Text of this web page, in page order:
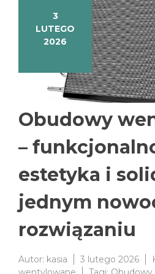
3
LUTEGO
2026
Obudowy
–
estetyka i
jednym
rozwiązaniu
Autor: kasia 3 lutego 2026